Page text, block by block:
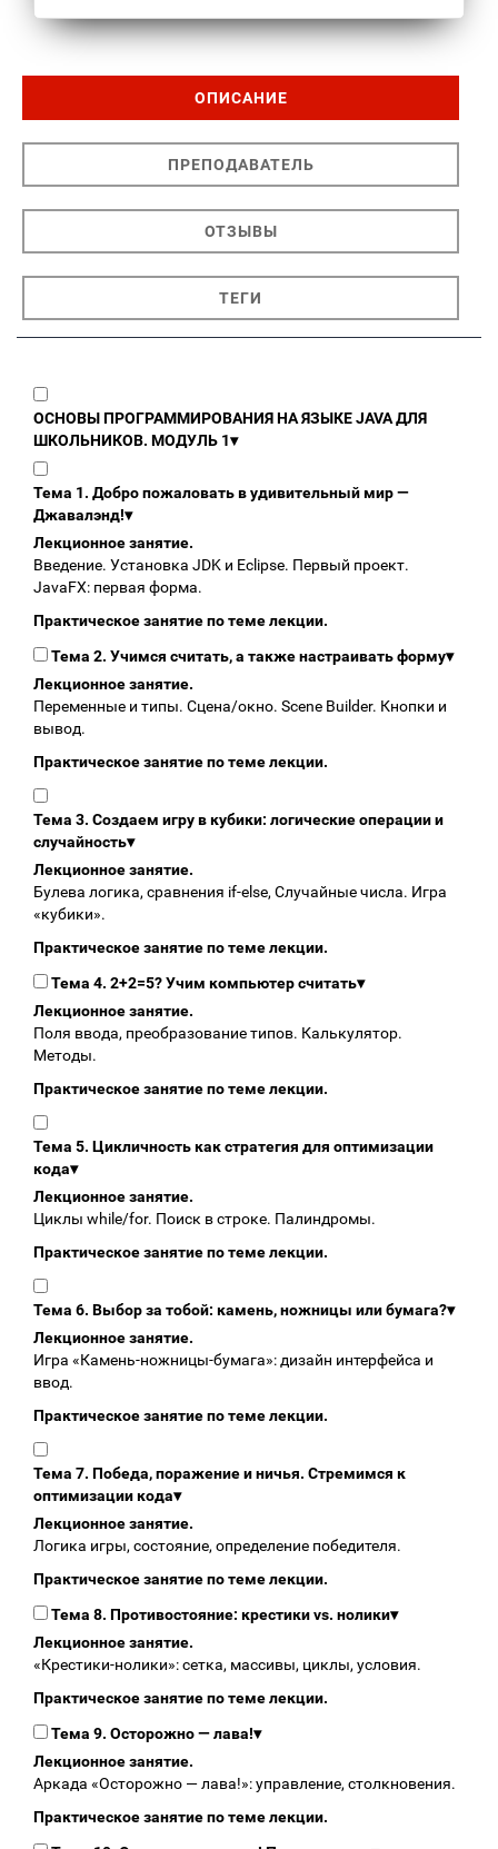
ОПИСАНИЕ
ПРЕПОДАВАТЕЛЬ
ОТЗЫВЫ
ТЕГИ
ОСНОВЫ ПРОГРАММИРОВАНИЯ НА ЯЗЫКЕ JAVA ДЛЯ
ШКОЛЬНИКОВ. МОДУЛЬ 1▾
Тема 1. Добро пожаловать в удивительный мир —
Джавалэнд!▾
Лекционное занятие.
Введение. Установка JDK и Eclipse. Первый проект.
JavaFX: первая форма.
Практическое занятие по теме лекции.
Тема 2. Учимся считать, а также настраивать форму▾
Лекционное занятие.
Переменные и типы. Сцена/окно. Scene Builder. Кнопки и
вывод.
Практическое занятие по теме лекции.
Тема 3. Создаем игру в кубики: логические операции и
случайность▾
Лекционное занятие.
Булева логика, сравнения if-else, Случайные числа. Игра
«кубики».
Практическое занятие по теме лекции.
Тема 4. 2+2=5? Учим компьютер считать▾
Лекционное занятие.
Поля ввода, преобразование типов. Калькулятор.
Методы.
Практическое занятие по теме лекции.
Тема 5. Цикличность как стратегия для оптимизации
кода▾
Лекционное занятие.
Циклы while/for. Поиск в строке. Палиндромы.
Практическое занятие по теме лекции.
Тема 6. Выбор за тобой: камень, ножницы или бумага?▾
Лекционное занятие.
Игра «Камень‑ножницы‑бумага»: дизайн интерфейса и
ввод.
Практическое занятие по теме лекции.
Тема 7. Победа, поражение и ничья. Стремимся к
оптимизации кода▾
Лекционное занятие.
Логика игры, состояние, определение победителя.
Практическое занятие по теме лекции.
Тема 8. Противостояние: крестики vs. нолики▾
Лекционное занятие.
«Крестики‑нолики»: сетка, массивы, циклы, условия.
Практическое занятие по теме лекции.
Тема 9. Осторожно — лава!▾
Лекционное занятие.
Аркада «Осторожно — лава!»: управление, столкновения.
Практическое занятие по теме лекции.